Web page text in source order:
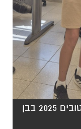
חיוכים ומתוקים שבוע המעשים הטובים 2025 בבן